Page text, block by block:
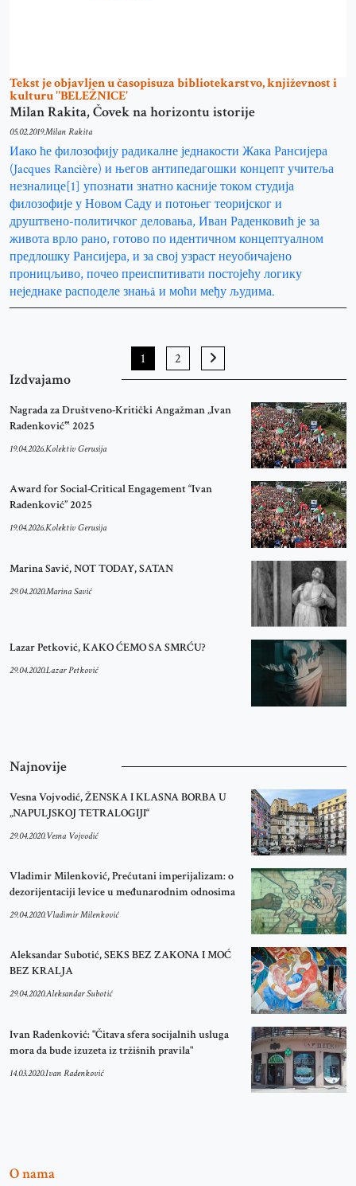
Tekst je objavljen u časopisuza bibliotekarstvo, književnost i
kulturu ''BELEŽNICE'
Milan Rakita, Čovek na horizontu istorije
05.02.2019.Milan Rakita
Иако ће филозофију радикалне једнакости Жака Рансијера
(Jacques Rancière) и његов антипедагошки концепт учитеља
незналице[1] упознати знатно касније током студија
филозофије у Новом Саду и потоњег теоријског и
друштвено-политичког деловања, Иван Раденковић је за
живота врло рано, готово по идентичном концептуалном
предлошку Рансијера, и за свој узраст неуобичајено
проницљиво, почео преиспитивати постојећу логику
неједнаке расподеле знањâ и моћи међу људима.
1 2
Izdvajamo
Nagrada za Društveno-Kritički Angažman „Ivan
Radenković‟ 2025
19.04.2026.Kolektiv Gerusija
Award for Social-Critical Engagement “Ivan
Radenković” 2025
19.04.2026.Kolektiv Gerusija
Marina Savić, NOT TODAY, SATAN
29.04.2020.Marina Savić
Lazar Petković, KAKO ĆEMO SA SMRĆU?
29.04.2020.Lazar Petković
Najnovije
Vesna Vojvodić, ŽENSKA I KLASNA BORBA U
„NAPULJSKOJ TETRALOGIJI“
29.04.2020.Vesna Vojvodić
Vladimir Milenković, Prećutani imperijalizam: o
dezorijentaciji levice u međunarodnim odnosima
29.04.2020.Vladimir Milenković
Aleksandar Subotić, SEKS BEZ ZAKONA I MOĆ
BEZ KRALJA
29.04.2020.Aleksandar Subotić
Ivan Radenković: "Čitava sfera socijalnih usluga
mora da bude izuzeta iz tržišnih pravila"
14.03.2020.Ivan Radenković
O nama